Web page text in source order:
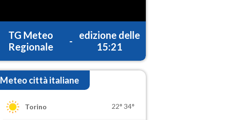
TG Meteo
Regionale
-
edizione delle
15:21
Meteo città italiane
Torino 22° 34°